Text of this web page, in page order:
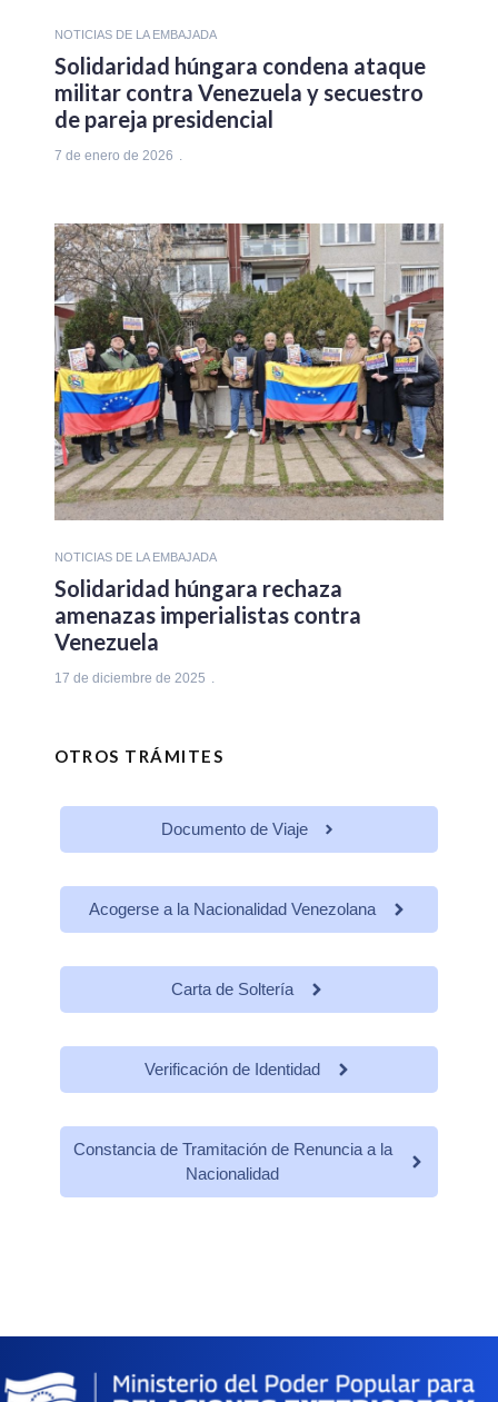
NOTICIAS DE LA EMBAJADA
Solidaridad húngara condena ataque
militar contra Venezuela y secuestro
de pareja presidencial
7 de enero de 2026
NOTICIAS DE LA EMBAJADA
Solidaridad húngara rechaza
amenazas imperialistas contra
Venezuela
17 de diciembre de 2025
OTROS TRÁMITES
Documento de Viaje
Acogerse a la Nacionalidad Venezolana
Carta de Soltería
Verificación de Identidad
Constancia de Tramitación de Renuncia a la
Nacionalidad